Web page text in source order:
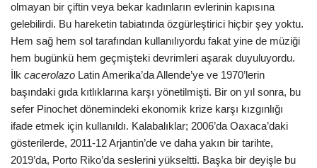
olmayan bir çiftin veya bekar kadınların evlerinin kapısına
gelebilirdi. Bu hareketin tabiatında özgürleştirici hiçbir şey yoktu.
Hem sağ hem sol tarafından kullanılıyordu fakat yine de müziği
hem bugünkü hem geçmişteki devrimleri aşarak duyuluyordu.
İlk cacerolazo Latin Amerika’da Allende’ye ve 1970’lerin
başındaki gıda kıtlıklarına karşı yönetilmişti. Bir on yıl sonra, bu
sefer Pinochet dönemindeki ekonomik krize karşı kızgınlığı
ifade etmek için kullanıldı. Kalabalıklar; 2006’da Oaxaca’daki
gösterilerde, 2011-12 Arjantin’de ve daha yakın bir tarihte,
2019’da, Porto Riko’da seslerini yükseltti. Başka bir deyişle bu